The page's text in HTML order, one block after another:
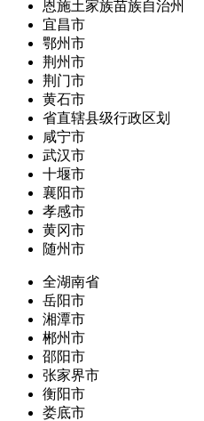
恩施土家族苗族自治州
宜昌市
鄂州市
荆州市
荆门市
黄石市
省直辖县级行政区划
咸宁市
武汉市
十堰市
襄阳市
孝感市
黄冈市
随州市
全湖南省
岳阳市
湘潭市
郴州市
邵阳市
张家界市
衡阳市
娄底市